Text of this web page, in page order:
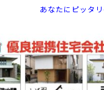
あなたにピッタ